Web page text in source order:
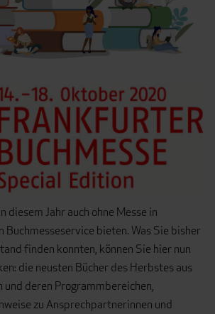
diesem Jahr auch ohne Messe in
bieten. Was Sie bisher
finden konnten, können Sie hier nun
die neusten Bücher des Herbstes aus
und deren Programmbereichen,
zu Ansprechpartnerinnen und